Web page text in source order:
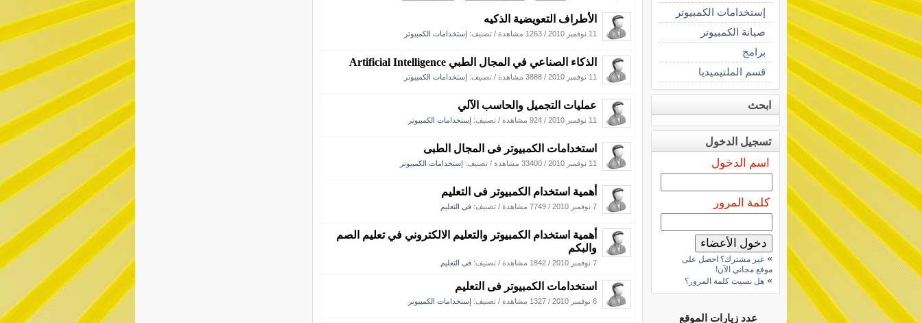
الأطراف التعويضية الذكيه
11 نوفمبر 2010 / 1263 مشاهدة / تصنيف: إستخدامات الكمبيوتر
الذكاء الصناعي في المجال الطبي Artificial Intelligence
11 نوفمبر 2010 / 3888 مشاهدة / تصنيف: إستخدامات الكمبيوتر
عمليات التجميل والحاسب الآلي
11 نوفمبر 2010 / 924 مشاهدة / تصنيف: إستخدامات الكمبيوتر
استخدامات الكمبيوتر فى المجال الطبى
11 نوفمبر 2010 / 33400 مشاهدة / تصنيف: إستخدامات الكمبيوتر
أهمية استخدام الكمبيوتر فى التعليم
7 نوفمبر 2010 / 7749 مشاهدة / تصنيف: فى التعليم
أهمية استخدام الكمبيوتر والتعليم الالكتروني في تعليم الصم
والبكم
7 نوفمبر 2010 / 1842 مشاهدة / تصنيف: فى التعليم
استخدامات الكمبيوتر فى التعليم
6 نوفمبر 2010 / 1327 مشاهدة / تصنيف: إستخدامات الكمبيوتر
إستخدامات الكمبيوتر
صيانة الكمبيوتر
برامج
قسم الملتيميديا
ابحث
تسجيل الدخول
اسم الدخول
كلمة المرور
» غير مشترك؟ احصل على
موقع مجاني الآن!
» هل نسيت كلمة المرور؟
عدد زيارات الموقع